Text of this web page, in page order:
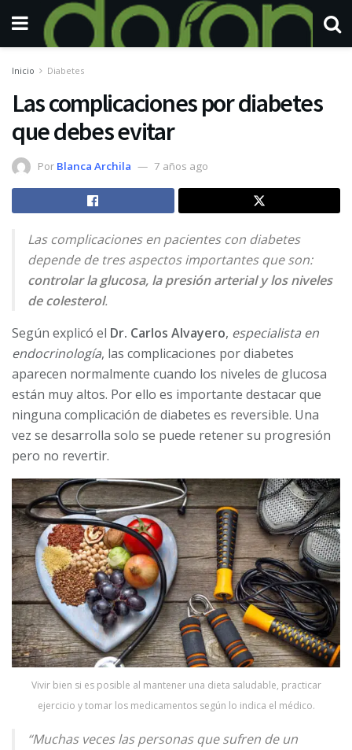
Inicio Diabetes
Las complicaciones por diabetes
que debes evitar
Por Blanca Archila 7 años ago
Las complicaciones en pacientes con diabetes
depende de tres aspectos importantes que son:
controlar la glucosa, la presión arterial y los niveles
de colesterol.
Según explicó el Dr. Carlos Alvayero, especialista en
endocrinología, las complicaciones por diabetes
aparecen normalmente cuando los niveles de glucosa
están muy altos. Por ello es importante destacar que
ninguna complicación de diabetes es reversible. Una
vez se desarrolla solo se puede retener su progresión
pero no revertir.
Vivir bien si es posible al mantener una dieta saludable, practicar
ejercicio y tomar los medicamentos según lo indica el médico.
“Muchas veces las personas que sufren de un